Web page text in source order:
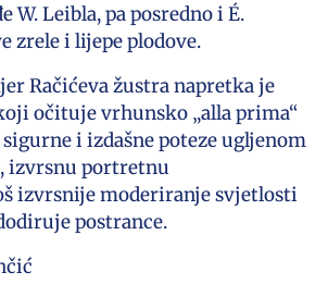
W. Leibla, pa posredno i É.
zrele i lijepe plodove.
Račićeva žustra napretka je
očituje vrhunsko „alla prima“
i izdašne poteze ugljenom
izvrsnu portretnu
izvrsnije moderiranje svjetlosti
postrance.